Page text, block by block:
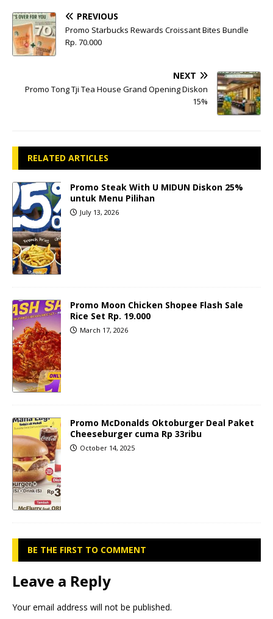
PREVIOUS
Promo Starbucks Rewards Croissant Bites Bundle
Rp. 70.000
NEXT
Promo Tong Tji Tea House Grand Opening Diskon
15%
RELATED ARTICLES
Promo Steak With U MIDUN Diskon 25%
untuk Menu Pilihan
July 13, 2026
Promo Moon Chicken Shopee Flash Sale
Rice Set Rp. 19.000
March 17, 2026
Promo McDonalds Oktoburger Deal Paket
Cheeseburger cuma Rp 33ribu
October 14, 2025
BE THE FIRST TO COMMENT
Leave a Reply
Your email address will not be published.